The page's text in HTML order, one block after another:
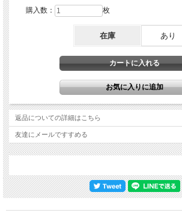
購入数： 枚
在庫 あり
返品についての詳細はこちら
友達にメールですすめる